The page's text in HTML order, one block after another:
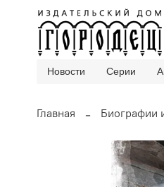
Новости Серии
Главная Биографии